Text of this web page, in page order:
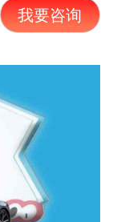
我要咨询